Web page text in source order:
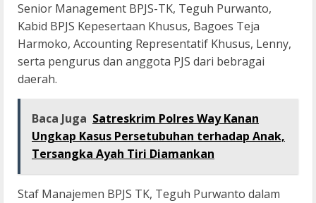
Senior Management BPJS-TK, Teguh Purwanto,
Kabid BPJS Kepesertaan Khusus, Bagoes Teja
Harmoko, Accounting Representatif Khusus, Lenny,
serta pengurus dan anggota PJS dari bebragai
daerah.
Baca Juga Satreskrim Polres Way Kanan
Ungkap Kasus Persetubuhan terhadap Anak,
Tersangka Ayah Tiri Diamankan
Staf Manajemen BPJS TK, Teguh Purwanto dalam